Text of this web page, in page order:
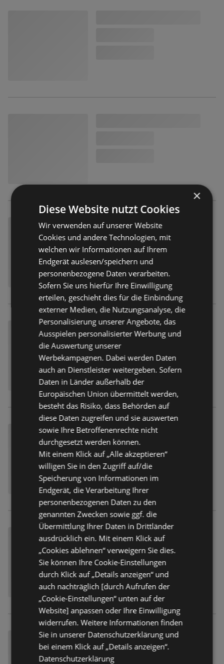
×
Diese Website nutzt Cookies
Wir verwenden auf unserer Website
Cookies und andere Technologien, mit
welchen wir Informationen auf Ihrem
Endgerät auslesen/speichern und
personenbezogene Daten verarbeiten.
Sofern Sie uns hierfür Ihre Einwilligung
erteilen, geschieht dies für die Einbindung
externer Medien, die Nutzungsanalyse, die
Personalisierung unserer Angebote, das
Ausspielen personalisierter Werbung und
die Auswertung unserer
Werbekampagnen. Dabei werden Daten
auch an Dienstleister weitergeben. Sofern
Daten in Länder außerhalb der
Europäischen Union übermittelt werden,
besteht das Risiko, dass Behörden auf
diese Daten zugreifen und sie auswerten
sowie Ihre Betroffenenrechte nicht
durchgesetzt werden können.
Mit einem Klick auf „Alle akzeptieren“
willigen Sie in den Zugriff auf/die
Speicherung von Informationen im
Endgerät, die Verarbeitung Ihrer
personenbezogenen Daten zu den
genannten Zwecken sowie ggf. die
Übermittlung Ihrer Daten in Drittländer
ausdrücklich ein. Mit einem Klick auf
„Cookies ablehnen“ verweigern Sie dies.
Sie können Ihre Cookie-Einstellungen
durch Klick auf „Details anzeigen“ und
auch nachträglich [durch Aufrufen der
„Cookie-Einstellungen“ unten auf der
Website] anpassen oder Ihre Einwilligung
widerrufen. Weitere Informationen finden
Sie in unserer Datenschutzerklärung und
bei einem Klick auf „Details anzeigen“.
Datenschutzerklärung